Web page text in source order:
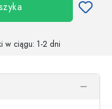
w ciągu: 1-2 dni